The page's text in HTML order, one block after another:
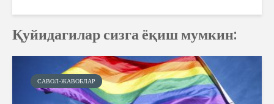
Қуйидагилар сизга ёқиш мумкин:
САВОЛ-ЖАВОБЛАР